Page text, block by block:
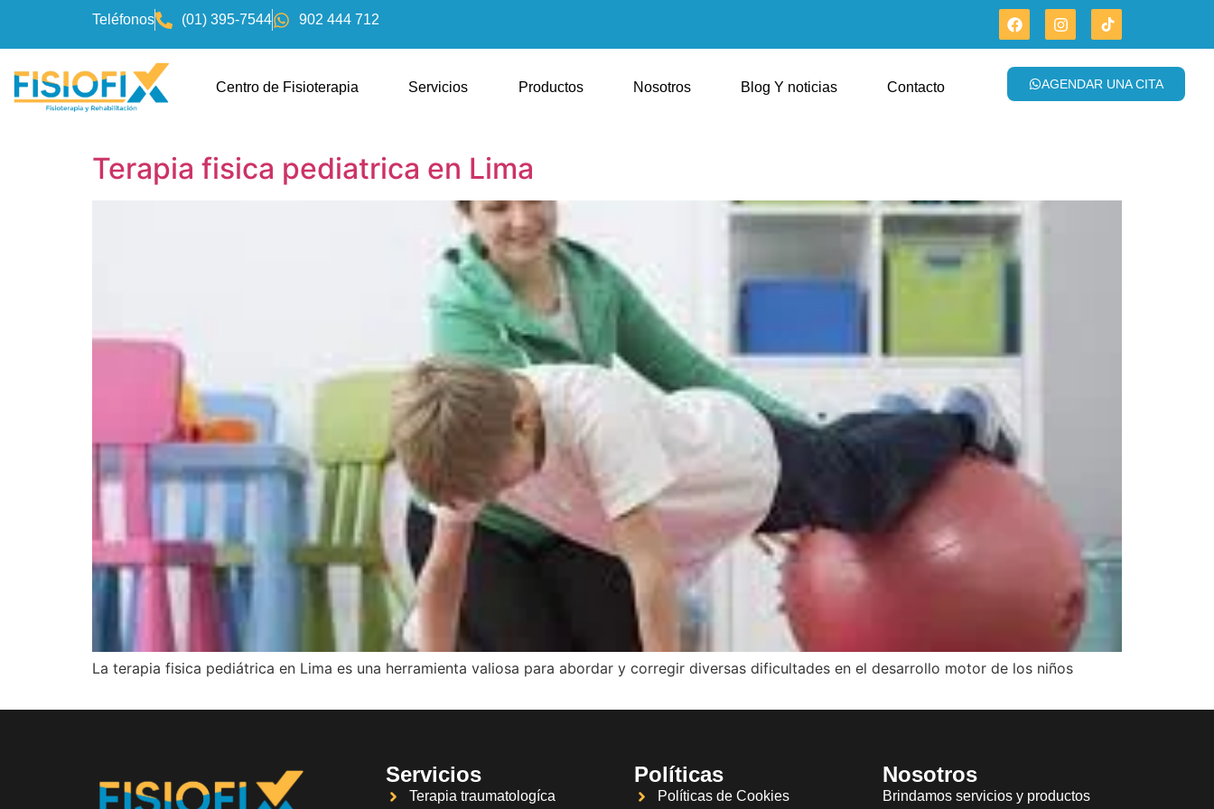
Teléfonos (01) 395-7544 902 444 712
Centro de Fisioterapia Servicios Productos Nosotros Blog Y noticias Contacto AGENDAR UNA CITA
Terapia fisica pediatrica en Lima
La terapia fisica pediátrica en Lima es una herramienta valiosa para abordar y corregir diversas dificultades en el desarrollo motor de los niños
Servicios
Terapia traumatologíca
Políticas
Políticas de Cookies
Nosotros
Brindamos servicios y productos